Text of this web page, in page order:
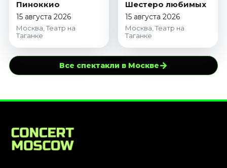
Пиноккио
15 августа 2026
Москва, Театр на
Таганке
Шестеро любимых
15 августа 2026
Москва, Театр на
Таганке
Все спектакли в Москве→